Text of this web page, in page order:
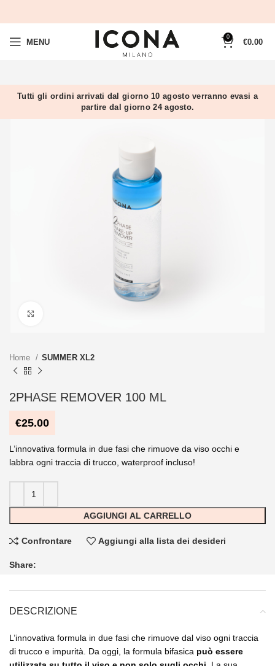
MENU
0
€0.00
Tutti gli ordini arrivati dal giorno 10 agosto verranno evasi a
partire dal giorno 24 agosto.
Home SUMMER XL2
2PHASE REMOVER 100 ML
€25.00
L’innovativa formula in due fasi che rimuove da viso occhi e
labbra ogni traccia di trucco, waterproof incluso!
AGGIUNGI AL CARRELLO
Confrontare Aggiungi alla lista dei desideri
Share:
DESCRIZIONE
L’innovativa formula in due fasi che rimuove dal viso ogni traccia
di trucco e impurità. Da oggi, la formula bifasica può essere